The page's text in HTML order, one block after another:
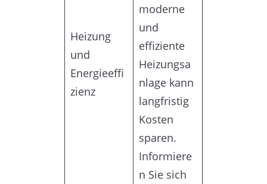
Heizung
und
Energieeffi
zienz
moderne
und
effiziente
Heizungsa
nlage kann
langfristig
Kosten
sparen.
Informiere
n Sie sich